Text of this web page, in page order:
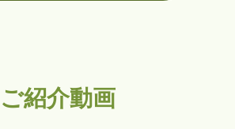
ご紹介動画